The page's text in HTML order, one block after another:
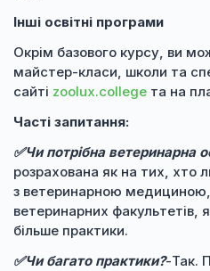
Інші освітні програми
Окрім базового курсу, ви
майстер-класи, школи та
сайті zoolux.college та на
Часті запитання:
✅Чи потрібна ветеринарна
розрахована як на тих, хто
з ветеринарною медициною,
ветеринарних факультетів,
більше практики.
✅Чи багато практики?-Так.